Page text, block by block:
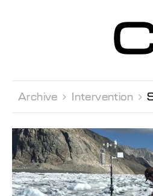
Archive  Intervention 